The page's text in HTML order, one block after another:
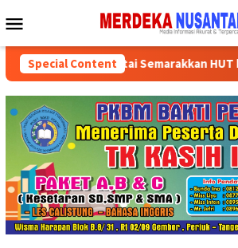
to
Menu
Special Content
Kader Partai Semarakkan HUT ke-81